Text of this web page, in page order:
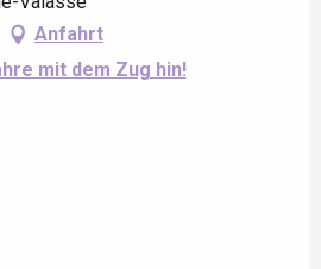
Anfahrt
mit dem Zug hin!